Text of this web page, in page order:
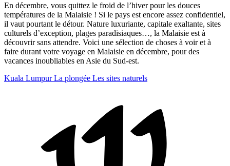
En décembre, vous quittez le froid de l’hiver pour les douces
températures de la Malaisie ! Si le pays est encore assez confidentiel,
il vaut pourtant le détour. Nature luxuriante, capitale exaltante, sites
culturels d’exception, plages paradisiaques…, la Malaisie est à
découvrir sans attendre. Voici une sélection de choses à voir et à
faire durant votre voyage en Malaisie en décembre, pour des
vacances inoubliables en Asie du Sud-est.
Kuala LumpurLa plongée Les sites naturels